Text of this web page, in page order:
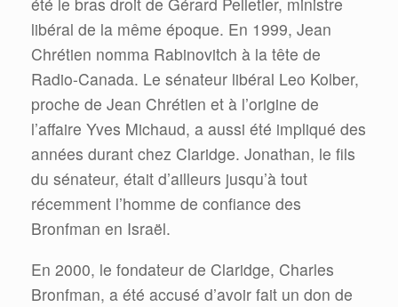
libéral de la même époque. En 1999, Jean
Chrétien nomma Rabinovitch à la tête de
Radio-Canada. Le sénateur libéral Leo Kolber,
proche de Jean Chrétien et à l’origine de
l’affaire Yves Michaud, a aussi été impliqué des
années durant chez Claridge. Jonathan, le fils
du sénateur, était d’ailleurs jusqu’à tout
récemment l’homme de confiance des
Bronfman en Israël.
En 2000, le fondateur de Claridge, Charles
Bronfman, a été accusé d’avoir fait un don de